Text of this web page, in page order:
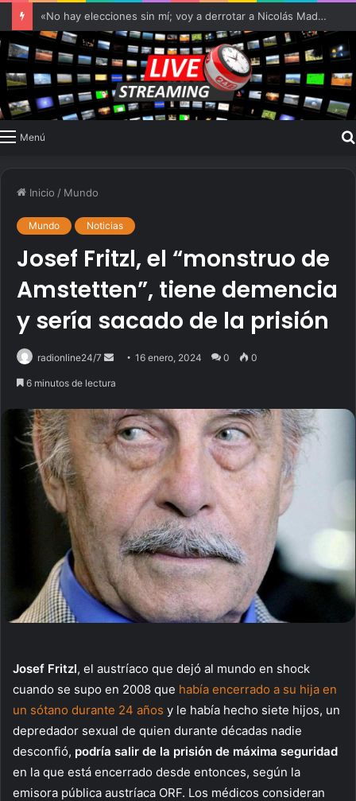
«No hay elecciones sin mí; voy a derrotar a Nicolás Maduro»
Menú
Inicio / Mundo
Mundo Noticias
Josef Fritzl, el “monstruo de
Amstetten”, tiene demencia
y sería sacado de la prisión
radionline24/7
d
a
n
e
m
i
16 enero, 2024 0 0
6 minutos de lectura
Josef Fritzl, el austríaco que dejó al mundo en shock
cuando se supo en 2008 que había encerrado a su hija en
un sótano durante 24 años y le había hecho siete hijos, un
depredador sexual de quien durante décadas nadie
desconfió, podría salir de la prisión de máxima seguridad
en la que está encerrado desde entonces, según la
emisora pública austríaca ORF. Los médicos consideran